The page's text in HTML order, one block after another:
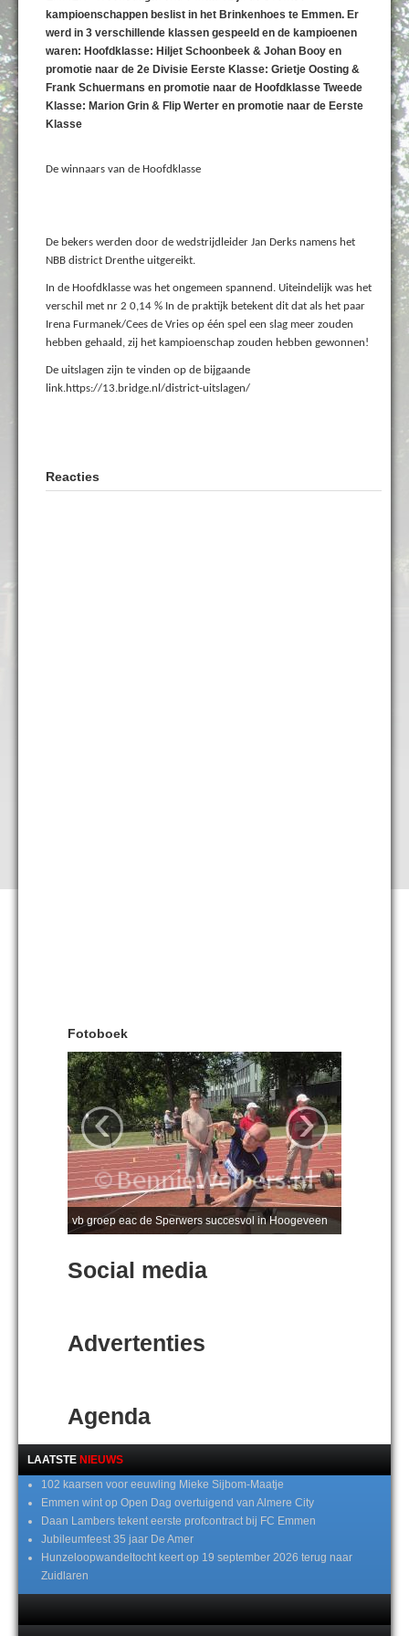
kampioenschappen beslist in het Brinkenhoes te Emmen. Er
werd in 3 verschillende klassen gespeeld en de kampioenen
waren: Hoofdklasse: Hiljet Schoonbeek & Johan Booy en
promotie naar de 2e Divisie Eerste Klasse: Grietje Oosting &
Frank Schuermans en promotie naar de Hoofdklasse Tweede
Klasse: Marion Grin & Flip Werter en promotie naar de Eerste
Klasse
De winnaars van de Hoofdklasse
De bekers werden door de wedstrijdleider Jan Derks namens het
NBB district Drenthe uitgereikt.
In de Hoofdklasse was het ongemeen spannend. Uiteindelijk was het
verschil met nr 2 0,14 % In de praktijk betekent dit dat als het paar
Irena Furmanek/Cees de Vries op één spel een slag meer zouden
hebben gehaald, zij het kampioenschap zouden hebben gewonnen!
De uitslagen zijn te vinden op de bijgaande
link.https://13.bridge.nl/district-uitslagen/
Reacties
Fotoboek
vb groep eac de Sperwers succesvol in Hoogeveen
‹ ›
Social media
Advertenties
Agenda
LAATSTE NIEUWS
102 kaarsen voor eeuwling Mieke Sijbom-Maatje
Emmen wint op Open Dag overtuigend van Almere City
Daan Lambers tekent eerste profcontract bij FC Emmen
Jubileumfeest 35 jaar De Amer
Hunzeloopwandeltocht keert op 19 september 2026 terug naar
Zuidlaren